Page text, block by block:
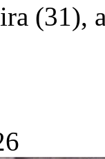
(31),